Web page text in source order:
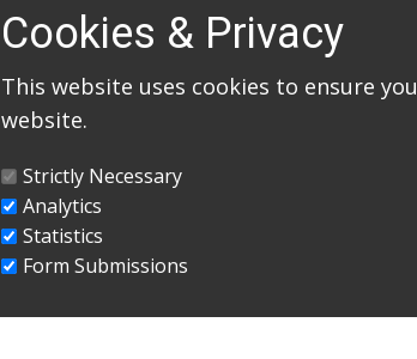
Cookies & Privacy
This website uses cookies to ensure
website.
Strictly Necessary
Analytics
Statistics
Form Submissions